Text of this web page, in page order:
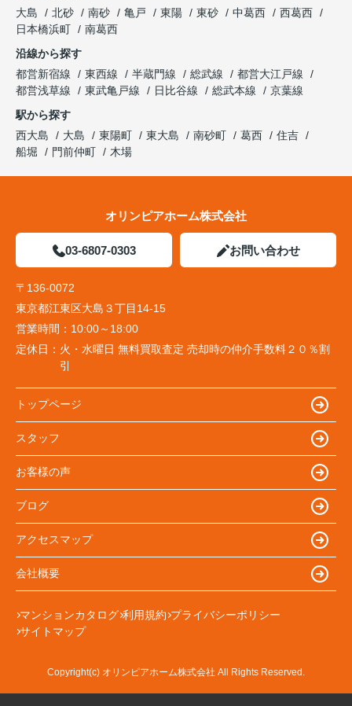
大島
北砂 南砂 亀戸 東陽 東砂 中葛西
西葛西
日本橋浜町
南葛西
沿線から探す
都営新宿線
東西線 半蔵門線 総武線
都営大江戸線
都営浅草線
東武亀戸線 日比谷線 総武本線
京葉線
駅から探す
西大島
大島 東陽町 東大島 南砂町 葛西
住吉
船堀
門前仲町 木場
オリンピアホーム株式会社
03-6807-0303 お問い合わせ
〒136-0072
東京都江東区大島３丁目14-15
営業時間： 10:00～18:00
定休日： 火・水曜日 無料買取査定 売却時の仲介手数料２０％割
引
トップページ
スタッフ
お客様の声
ブログ
アクセスマップ
会社概要
マンションカタログ 利用規約 プライバシーポリシー
サイトマップ
Copyright(c) オリンピアホーム株式会社 All Rights Reserved.